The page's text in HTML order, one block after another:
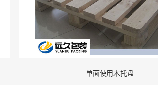
单面使用木托盘